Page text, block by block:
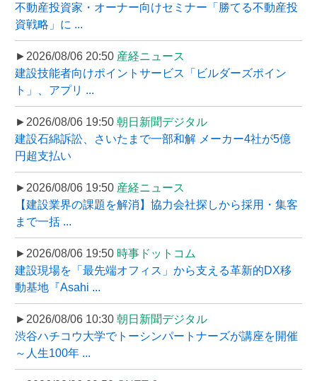
不動産投資家・オーナー向けセミナー「勝てる不動産投
資戦略」に ...
►2026/08/06 20:50 産経ニュース
建設技能者向けポイントサービス「ビルダーズポイン
ト」、アプリ ...
►2026/08/06 19:50 朝日新聞デジタル
建設石綿訴訟、さいたまで一部和解 メーカー4社が5億
円超支払い
►2026/08/06 19:50 産経ニュース
【建設業界の課題を解消】協力会社探しから採用・集客
まで一括 ...
►2026/08/06 19:50 時事ドットコム
建設現場を「最先端オフィス」から支える革新的DX移
動基地『Asahi ...
►2026/08/06 10:30 朝日新聞デジタル
渋谷ハチコウ大学でトーシンパートナーズが講座を開催
～人生100年 ...